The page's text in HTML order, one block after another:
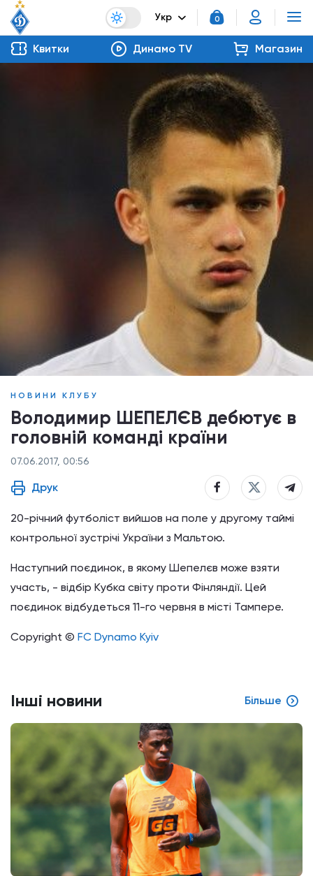
Укр 0
Квитки Динамо TV Магазин
НОВИНИ КЛУБУ
Володимир ШЕПЕЛЄВ дебютує в
головній команді країни
07.06.2017, 00:56
Друк
20-річний футболіст вийшов на поле у другому таймі
контрольної зустрічі України з Мальтою.
Наступний поєдинок, в якому Шепелєв може взяти
участь, - відбір Кубка світу проти Фінляндії. Цей
поєдинок відбудеться 11-го червня в місті Тампере.
Copyright © FC Dynamo Kyiv
Інші новини Більше